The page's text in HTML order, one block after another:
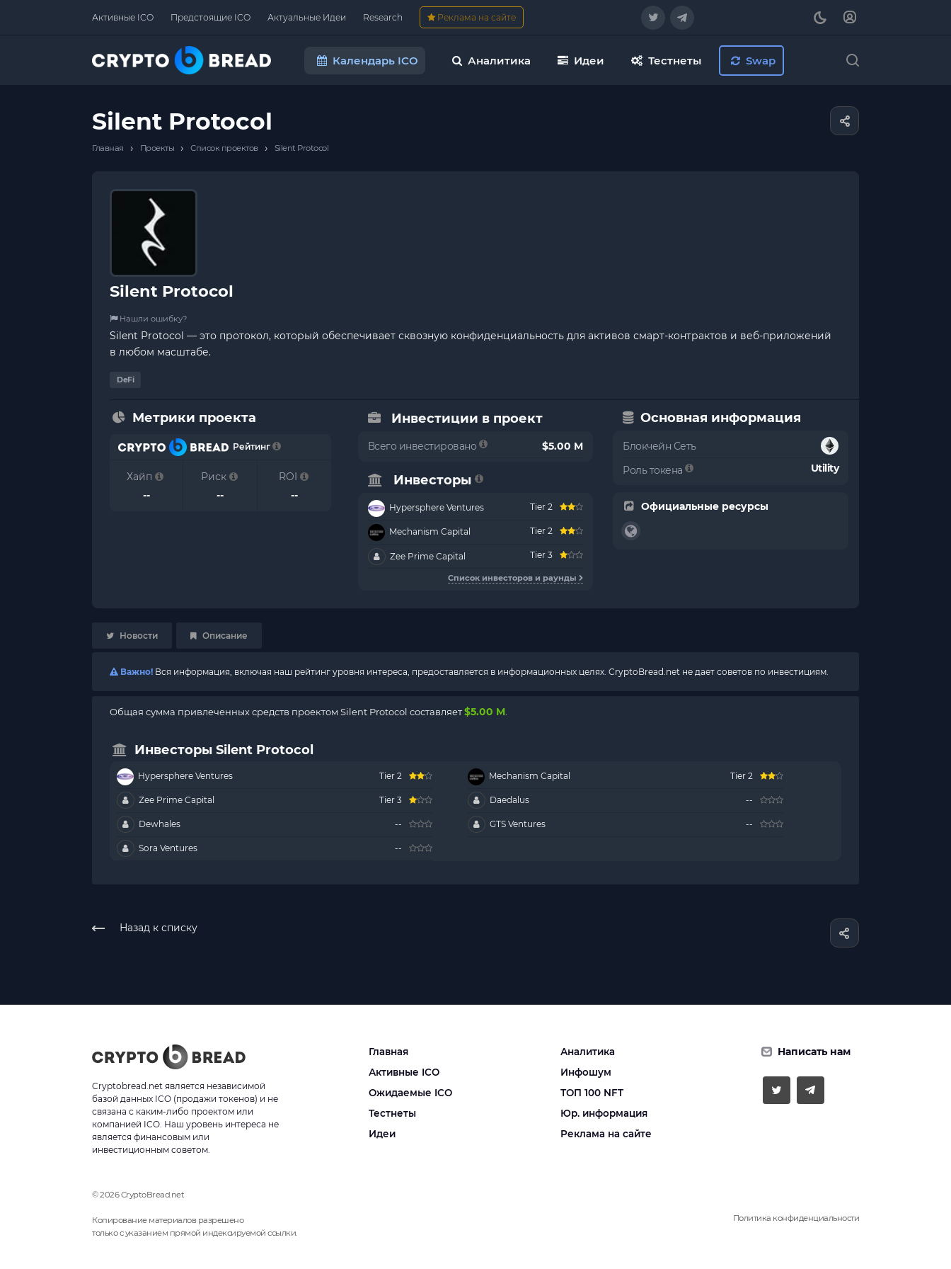
Активные ICO Предстоящие ICO Актуальные Идеи Research Реклама на сайте
Календарь ICO Аналитика Идеи Тестнеты Swap
Silent Protocol
Главная › Проекты › Список проектов › Silent Protocol
Silent Protocol
Нашли ошибку?
Silent Protocol — это протокол, который обеспечивает сквозную конфиденциальность для активов смарт-контрактов и веб-приложений
в любом масштабе.
DeFi
Метрики проекта
Рейтинг
Хайп
--
Риск
--
ROI
--
Инвестиции в проект
Всего инвестировано $5.00 M
Инвесторы
Hypersphere Ventures Tier 2
Mechanism Capital Tier 2
Zee Prime Capital Tier 3
Список инвесторов и раунды
Основная информация
Блокчейн Сеть
Роль токена
Utility
Официальные ресурсы
Новости Описание
Важно! Вся информация, включая наш рейтинг уровня интереса, предоставляется в информационных целях. CryptoBread.net не дает советов по инвестициям.
Общая сумма привлеченных средств проектом Silent Protocol составляет$5.00 M
Инвесторы Silent Protocol
Hypersphere Ventures Tier 2 Mechanism Capital Tier 2
Zee Prime Capital Tier 3 Daedalus --
Dewhales -- GTS Ventures --
Sora Ventures --
Назад к списку
Cryptobread.net является независимой
базой данных ICO (продажи токенов) и не
связана с каким-либо проектом или
компанией ICO. Наш уровень интереса не
является финансовым или
инвестиционным советом.
Главная
Активные ICO
Ожидаемые ICO
Тестнеты
Идеи
Аналитика
Инфошум
ТОП 100 NFT
Юр. информация
Реклама на сайте
Написать нам
© 2026 CryptoBread.net
Копирование материалов разрешено
только с указанием прямой индексируемой ссылки.
Политика конфиденциальности